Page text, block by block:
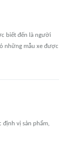
biết đến là người
những mẫu xe được
định vị sản phẩm,